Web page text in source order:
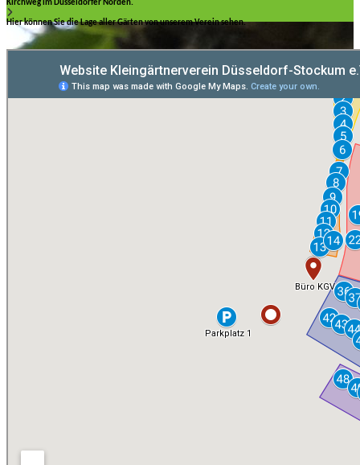
Ein Platz zum entspannen...
Kirchweg im Düsseldorfer Norden.
Hier können Sie die Lage aller Gärten von unserem Verein sehen.